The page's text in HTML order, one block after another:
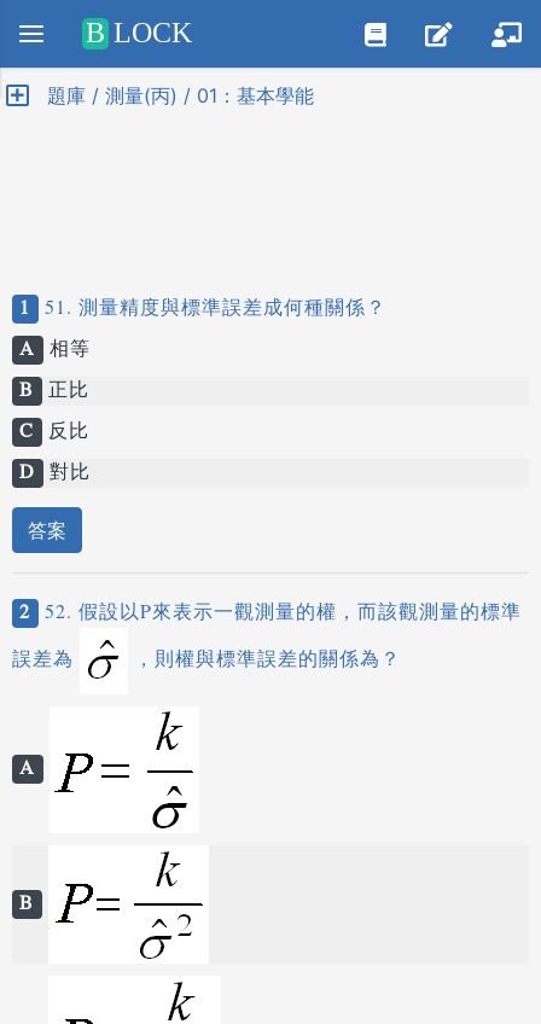
Positive SSL
B LOCK
題庫 / 測量(丙) / 01：基本學能
1 51. 測量精度與標準誤差成何種關係？
A 相等
B 正比
C 反比
D 對比
答案
2 52. 假設以P來表示一觀測量的權，而該觀測量的標準
誤差為
，則權與標準誤差的關係為？
A
B